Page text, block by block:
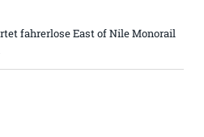
fahrerlose East of Nile Monorail